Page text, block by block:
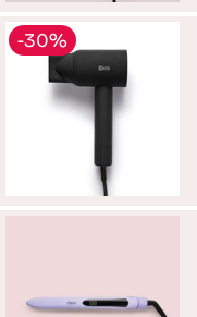
-30%